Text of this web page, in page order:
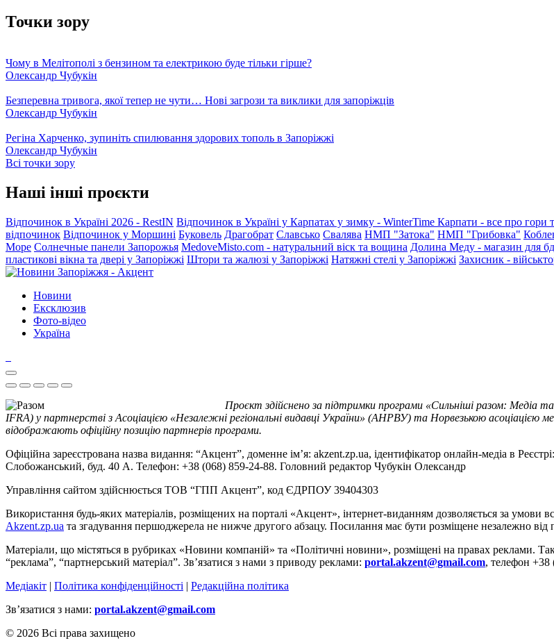
Точки зору
Чому в Мелітополі з бензином та електрикою буде тільки гірше?
Олександр Чубукін
Безперевна тривога, якої тепер не чути… Нові загрози та виклики для запоріжців
Олександр Чубукін
Регіна Харченко, зупиніть спилювання здорових тополь в Запоріжжі
Олександр Чубукін
Всі точки зору
Наші інші проєкти
Відпочинок в Україні 2026 - RestIN Відпочинок в Україні у Карпатах у зимку - WinterTime Карпати - все про гори
відпочинок Відпочинок у Моршині Буковель Драгобрат Славсько Свалява НМП "Затока" НМП "Грибовка"
Море Солнечные панели Запорожья MedoveMisto.com - натуральний віск та вощина Долина Меду - магазин для
пластикові вікна та двері у Запоріжжі Штори та жалюзі у Запоріжжі Натяжні стелі у Запоріжжі Захисник -
Новини
Ексклюзив
Фото-відео
Україна
Проєкт здійснено за підтримки програми «Сильніші разом: Медіа
IFRA) у партнерстві з Асоціацією «Незалежні регіональні видавці України» (АНРВУ) та Норвезькою асоціацією
відображають офіційну позицію партнерів програми.
Офіційна зареєстрована назва видання: “Акцент”, доменне ім’я: akzent.zp.ua, ідентифікатор онлайн-медіа в
Слобожанський, буд. 40 А. Телефон: +38 (068) 859-24-88. Головний редактор Чубукін Олександр
Управління сайтом здійснюється ТОВ “ГПП Акцент”, код ЄДРПОУ 39404303
Використання будь-яких матеріалів, розміщених на порталі «Акцент», інтернет-виданням дозволяється за умови
Akzent.zp.ua та згадування першоджерела не нижче другого абзацу. Посилання має бути розміщене незалежно від
Матеріали, що містяться в рубриках «Новини компаній» та «Політичні новини», розміщені на правах реклами.
“реклама”, “партнерський матеріал”. Зв’язатися з нами з приводу реклами: portal.akzent@gmail.com, телефон +38
Медіакіт | Політика конфіденційності | Редакційна політика
Зв’язатися з нами: portal.akzent@gmail.com
© 2026 Всі права захищено